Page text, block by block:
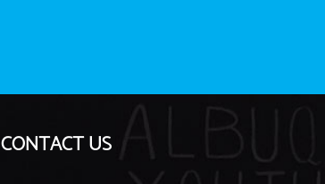
CONTACT US